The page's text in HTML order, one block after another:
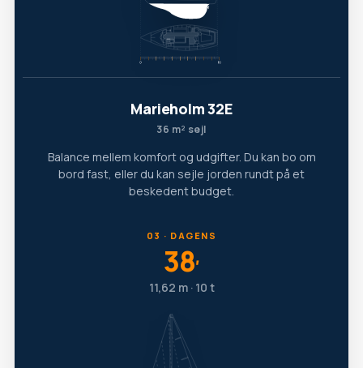
Marieholm 32E
36 m² sejl
Balance mellem komfort og udgifter. Du kan bo om
bord fast, eller du kan sejle jorden rundt på et
beskedent budget.
03 · DAGENS
38′
11,62 m · 10 t